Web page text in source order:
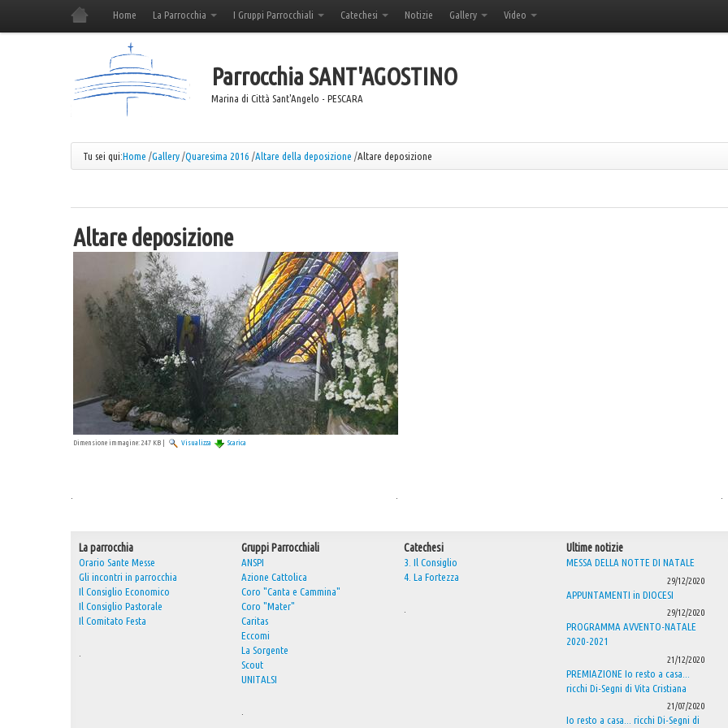
Home La Parrocchia I Gruppi Parrocchiali Catechesi Notizie Gallery Video
Parrocchia SANT'AGOSTINO
Marina di Città Sant'Angelo - PESCARA
Tu sei qui:Home /Gallery /Quaresima 2016 /Altare della deposizione /Altare deposizione
Altare deposizione
Dimensione immagine: 247 KB | Visualizza Scarica
La parrocchia
Orario Sante Messe
Gli incontri in parrocchia
Il Consiglio Economico
Il Consiglio Pastorale
Il Comitato Festa
Gruppi Parrocchiali
ANSPI
Azione Cattolica
Coro "Canta e Cammina"
Coro "Mater"
Caritas
Eccomi
La Sorgente
Scout
UNITALSI
Catechesi
3. Il Consiglio
4. La Fortezza
Ultime notizie
MESSA DELLA NOTTE DI NATALE
29/12/2020
APPUNTAMENTI in DIOCESI
29/12/2020
PROGRAMMA AVVENTO-NATALE
2020-2021
21/12/2020
PREMIAZIONE Io resto a casa...
ricchi Di-Segni di Vita Cristiana
21/07/2020
Io resto a casa... ricchi Di-Segni di